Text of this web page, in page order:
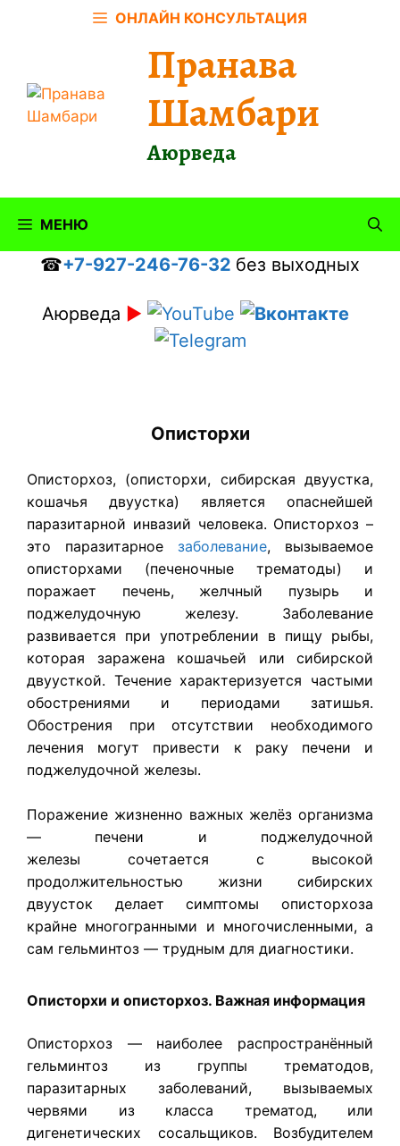
ОНЛАЙН КОНСУЛЬТАЦИЯ
Пранава
Шамбари
Аюрведа
МЕНЮ
☎+7-927-246-76-32 без выходных
Аюрведа ►
Описторхи
Описторхоз, (описторхи, сибирская двуустка,
кошачья двуустка) является опаснейшей
паразитарной инвазий человека. ​Описторхоз –
это паразитарное заболевание, вызываемое
описторхами (печеночные трематоды) и
поражает печень, желчный пузырь и
поджелудочную железу. Заболевание
развивается при употреблении в пищу рыбы,
которая заражена кошачьей или сибирской
двуусткой. Течение характеризуется частыми
обострениями и периодами затишья.
Обострения при отсутствии необходимого
лечения могут привести к раку печени и
поджелудочной железы.
Поражение жизненно важных желёз организма
— печени и поджелудочной
железы сочетается с высокой
продолжительностью жизни сибирских
двуусток делает симптомы описторхоза
крайне многогранными и многочисленными, а
сам гельминтоз — трудным для диагностики.
Описторхи и описторхоз. Важная информация
Описторхоз — наиболее распространённый
гельминтоз из группы трематодов,
паразитарных заболеваний, вызываемых
червями из класса трематод, или
дигенетических сосальщиков. Возбудителем